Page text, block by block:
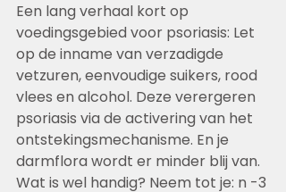
Een lang verhaal kort op
voedingsgebied voor psoriasis: Let
op de inname van verzadigde
vetzuren, eenvoudige suikers, rood
vlees en alcohol. Deze verergeren
psoriasis via de activering van het
ontstekingsmechanisme. En je
darmflora wordt er minder blij van.
Wat is wel handig? Neem tot je: n -3